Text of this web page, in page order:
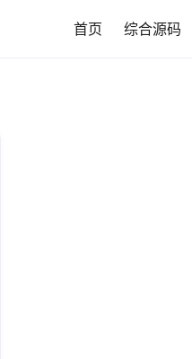
首页 综合源码